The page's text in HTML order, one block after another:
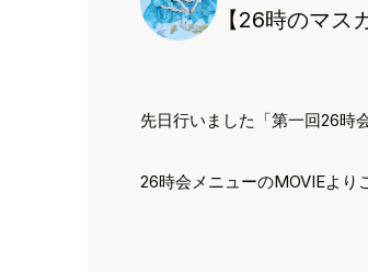
【26時のマ
先日行いました「第一回26時
26時会メニューのMOVIEより